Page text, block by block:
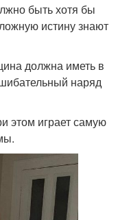
быть хотя бы
истину знают
должна иметь в
наряд
этом играет самую